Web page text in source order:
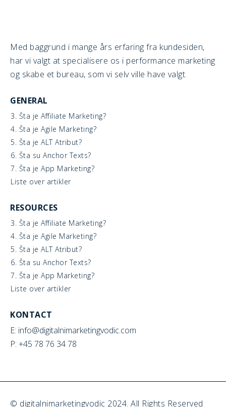
Med baggrund i mange års erfaring fra kundesiden,
har vi valgt at specialisere os i performance marketing
og skabe et bureau, som vi selv ville have valgt.
GENERAL
3. Šta je Affiliate Marketing?
4. Šta je Agile Marketing?
5. Šta je ALT Atribut?
6. Šta su Anchor Texts?
7. Šta je App Marketing?
Liste over artikler
RESOURCES
3. Šta je Affiliate Marketing?
4. Šta je Agile Marketing?
5. Šta je ALT Atribut?
6. Šta su Anchor Texts?
7. Šta je App Marketing?
Liste over artikler
KONTACT
E: info@digitalnimarketingvodic.com
P: +45 78 76 34 78
© digitalnimarketingvodic 2024. All Rights Reserved